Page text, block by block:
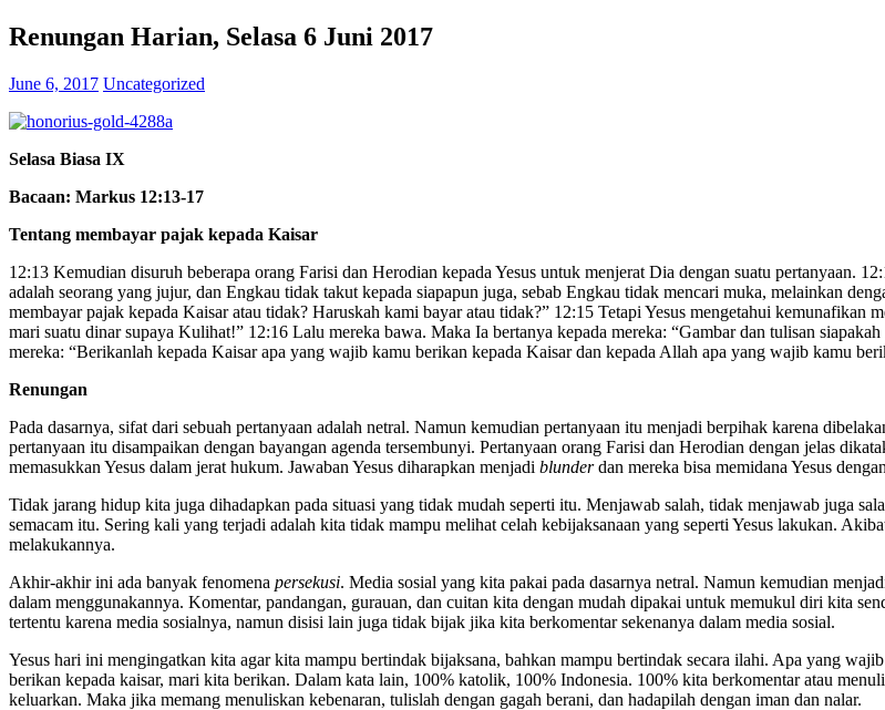
Renungan Harian, Selasa 6 Juni 2017
June 6, 2017 Uncategorized
Selasa Biasa IX
Bacaan: Markus 12:13-17
Tentang membayar pajak kepada Kaisar
12:13 Kemudian disuruh beberapa orang Farisi dan Herodian kepada Yesus untuk menjerat Dia dengan suatu pertanyaan.
adalah seorang yang jujur, dan Engkau tidak takut kepada siapapun juga, sebab Engkau tidak mencari muka, melainkan
membayar pajak kepada Kaisar atau tidak? Haruskah kami bayar atau tidak?” 12:15 Tetapi Yesus mengetahui
mari suatu dinar supaya Kulihat!” 12:16 Lalu mereka bawa. Maka Ia bertanya kepada mereka: “Gambar dan tulisan
mereka: “Berikanlah kepada Kaisar apa yang wajib kamu berikan kepada Kaisar dan kepada Allah apa yang wajib kamu
Renungan
Pada dasarnya, sifat dari sebuah pertanyaan adalah netral. Namun kemudian pertanyaan itu menjadi berpihak karena
pertanyaan itu disampaikan dengan bayangan agenda tersembunyi. Pertanyaan orang Farisi dan Herodian dengan jelas
memasukkan Yesus dalam jerat hukum. Jawaban Yesus diharapkan menjadi blunderdan mereka bisa memidana Yesus
Tidak jarang hidup kita juga dihadapkan pada situasi yang tidak mudah seperti itu. Menjawab salah, tidak menjawab juga
semacam itu. Sering kali yang terjadi adalah kita tidak mampu melihat celah kebijaksanaan yang seperti Yesus lakukan.
melakukannya.
Akhir-akhir ini ada banyak fenomena persekusi. Media sosial yang kita pakai pada dasarnya netral. Namun kemudian
dalam menggunakannya. Komentar, pandangan, gurauan, dan cuitan kita dengan mudah dipakai untuk memukul diri kita
tertentu karena media sosialnya, namun disisi lain juga tidak bijak jika kita berkomentar sekenanya dalam media sosial.
Yesus hari ini mengingatkan kita agar kita mampu bertindak bijaksana, bahkan mampu bertindak secara ilahi. Apa yang
berikan kepada kaisar, mari kita berikan. Dalam kata lain, 100% katolik, 100% Indonesia. 100% kita berkomentar atau
keluarkan. Maka jika memang menuliskan kebenaran, tulislah dengan gagah berani, dan hadapilah dengan iman dan nalar.